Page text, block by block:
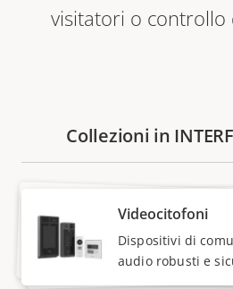
visitatori o controllo
Collezioni in
Videocitofoni
Dispositivi di
audio robusti e